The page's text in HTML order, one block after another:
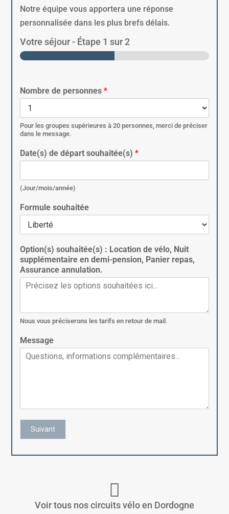
Notre équipe vous apportera une réponse
personnalisée dans les plus brefs délais.
Votre séjour- Étape 1 sur 2
Nombre de personnes*
Pour les groupes supérieures à 20 personnes, merci de préciser
dans le message.
Date(s) de départ souhaitée(s)*
(Jour/mois/année)
Formule souhaitée
Option(s) souhaitée(s) : Location de vélo, Nuit
supplémentaire en demi-pension, Panier repas,
Assurance annulation.
Nous vous préciserons les tarifs en retour de mail.
Message
Suivant
Voir tous nos circuits vélo en Dordogne